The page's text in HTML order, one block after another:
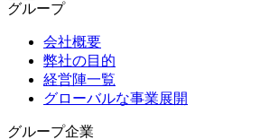
グループ
会社概要
弊社の目的
経営陣一覧
グローバルな事業展開
グループ企業